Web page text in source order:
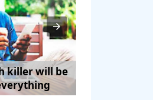
killer will be